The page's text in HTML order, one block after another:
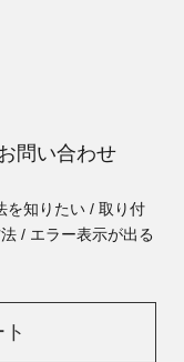
問い合わせ
を知りたい / 取り付
/ エラー表示が出る